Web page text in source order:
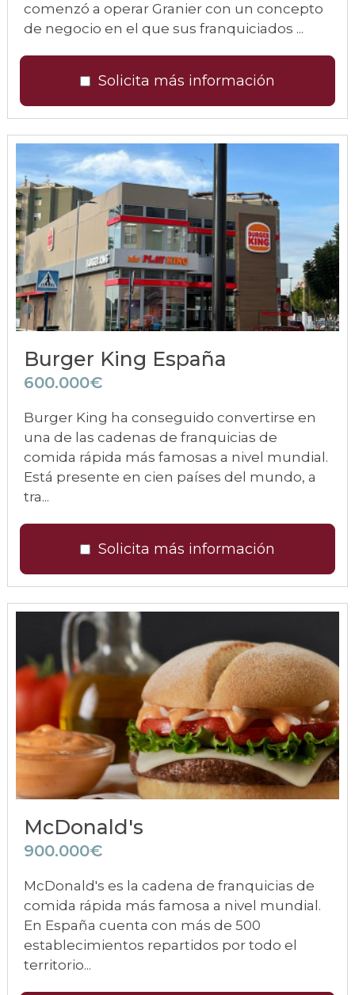
comenzó a operar Granier con un concepto
de negocio en el que sus franquiciados ...
Solicita más información
Burger King España
600.000€
Burger King ha conseguido convertirse en
una de las cadenas de franquicias de
comida rápida más famosas a nivel mundial.
Está presente en cien países del mundo, a
tra...
Solicita más información
McDonald's
900.000€
McDonald's es la cadena de franquicias de
comida rápida más famosa a nivel mundial.
En España cuenta con más de 500
establecimientos repartidos por todo el
territorio...